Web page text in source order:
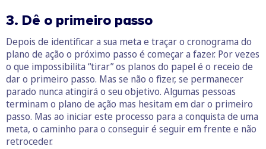
3. Dê o primeiro passo
Depois de identificar a sua meta e traçar o cronograma do
plano de ação o próximo passo é começar a fazer. Por vezes
o que impossibilita “tirar” os planos do papel é o receio de
dar o primeiro passo. Mas se não o fizer, se permanecer
parado nunca atingirá o seu objetivo. Algumas pessoas
terminam o plano de ação mas hesitam em dar o primeiro
passo. Mas ao iniciar este processo para a conquista de uma
meta, o caminho para o conseguir é seguir em frente e não
retroceder.